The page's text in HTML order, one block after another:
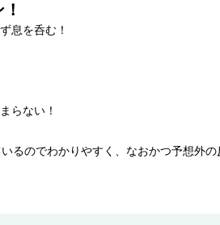
息を呑む！
らない！
るのでわかりやすく、なおかつ予想外